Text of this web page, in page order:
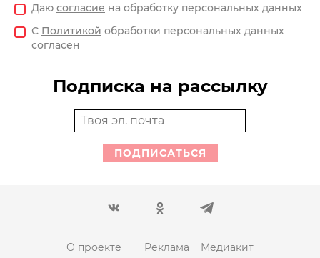
Даю согласие на обработку персональных данных
С Политикой обработки персональных данных
согласен
Подписка на рассылку
ПОДПИСАТЬСЯ
О проекте Реклама
Медиакит